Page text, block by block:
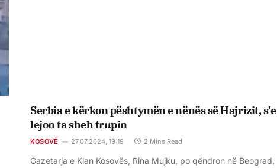
Serbia e kërkon pështymën e nënës së Hajrizit, s’e
lejon ta sheh trupin
KOSOVË 27.07.2024, 19:19 2 Mins Read
Gazetarja e Klan Kosovës, Rina Mujku, po qëndron në Beograd,